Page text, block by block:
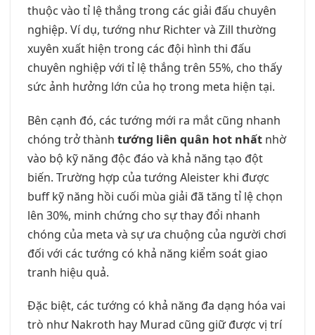
thuộc vào tỉ lệ thắng trong các giải đấu chuyên
nghiệp. Ví dụ, tướng như Richter và Zill thường
xuyên xuất hiện trong các đội hình thi đấu
chuyên nghiệp với tỉ lệ thắng trên 55%, cho thấy
sức ảnh hưởng lớn của họ trong meta hiện tại.
Bên cạnh đó, các tướng mới ra mắt cũng nhanh
chóng trở thành tướng liên quân hot nhất nhờ
vào bộ kỹ năng độc đáo và khả năng tạo đột
biến. Trường hợp của tướng Aleister khi được
buff kỹ năng hồi cuối mùa giải đã tăng tỉ lệ chọn
lên 30%, minh chứng cho sự thay đổi nhanh
chóng của meta và sự ưa chuộng của người chơi
đối với các tướng có khả năng kiểm soát giao
tranh hiệu quả.
Đặc biệt, các tướng có khả năng đa dạng hóa vai
trò như Nakroth hay Murad cũng giữ được vị trí